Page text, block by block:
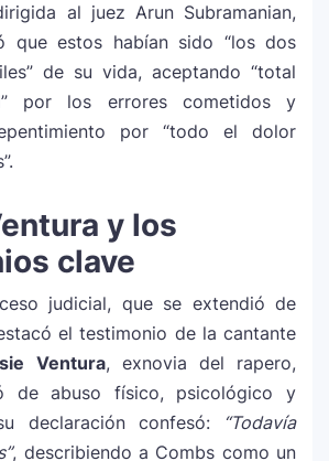
rompe récord en Coachella
artista mejor pagado de la
festival
::. Isadora, hija de Chayanne,
al juez Arun Subramanian,
que estos habían sido “los dos
de su vida, aceptando “total
por los errores cometidos y
por “todo el dolor
y los
clave
judicial, que se extendió de
el testimonio de la cantante
Ventura, exnovia del rapero,
de abuso físico, psicológico y
declaración confesó:
“Todavía
, describiendo a Combs como un